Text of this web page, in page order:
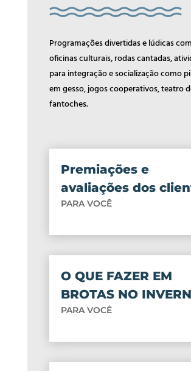
Programações divertidas e lúdicas
oficinas culturais, rodas cantadas,
para integração e socialização como
em gesso, jogos cooperativos, teatro
fantoches.
Premiações e
avaliações dos
PARA VOCÊ
O QUE FAZER EM
BROTAS NO
PARA VOCÊ